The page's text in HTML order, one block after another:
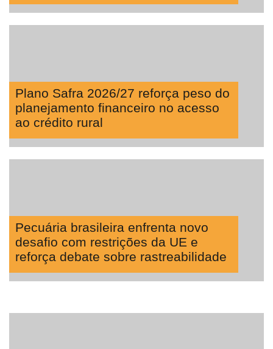
Plano Safra 2026/27 reforça peso do
planejamento financeiro no acesso
ao crédito rural
Pecuária brasileira enfrenta novo
desafio com restrições da UE e
reforça debate sobre rastreabilidade